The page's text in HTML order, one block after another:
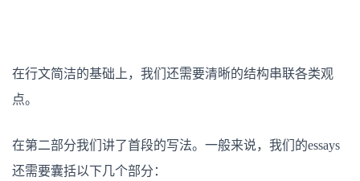
在行文简洁的基础上，我们还需要清晰的结构串联各类观
点。
在第二部分我们讲了首段的写法。一般来说，我们的essays
还需要囊括以下几个部分：